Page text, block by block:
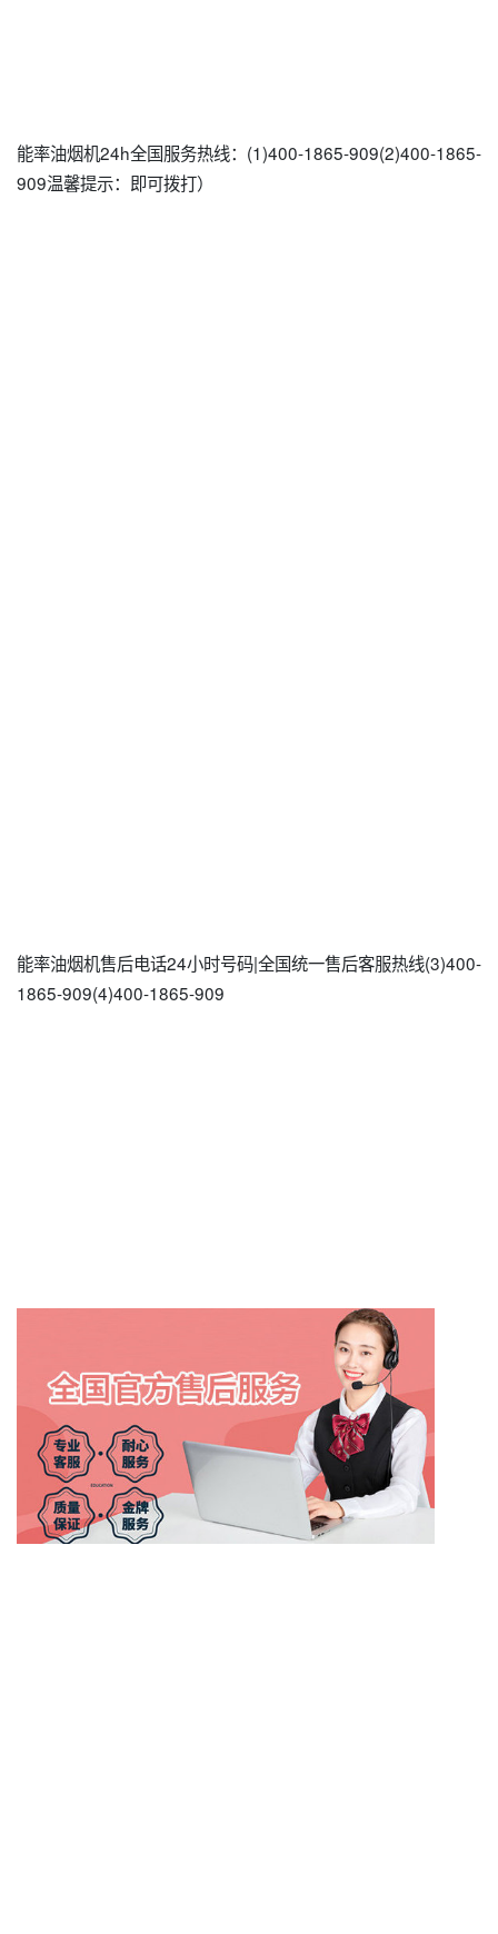
能率油烟机24h全国服务热线：(1)400-1865-909(2)400-1865-
909温馨提示：即可拨打）
能率油烟机售后电话24小时号码|全国统一售后客服热线(3)400-
1865-909(4)400-1865-909